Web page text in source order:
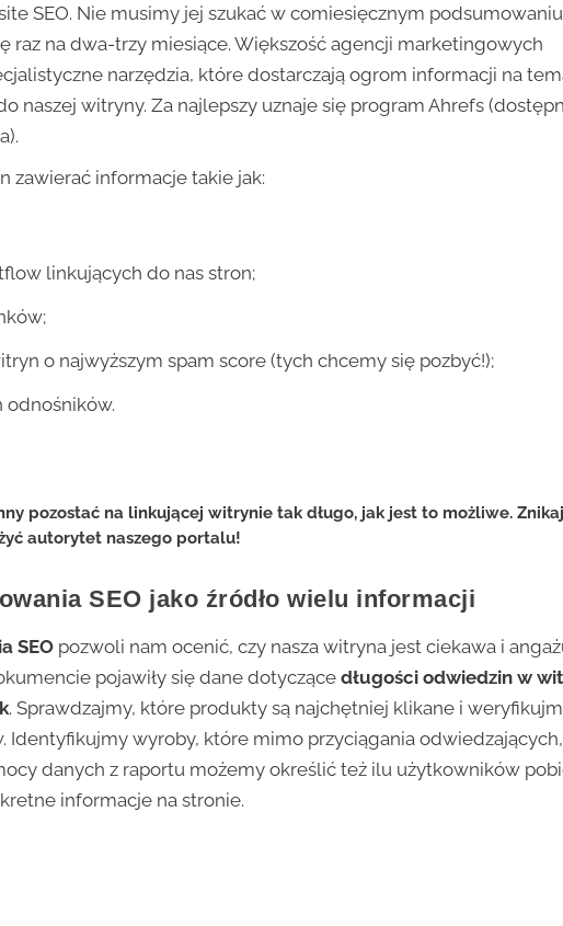
SEO. Nie musimy jej szukać w comiesięcznym
raz na dwa-trzy miesiące. Większość agencji marketingowych
narzędzia, które dostarczają ogrom informacji na
naszej witryny. Za najlepszy uznaje się program Ahrefs
zawierać informacje takie jak:
linkujących do nas stron;
o najwyższym spam score (tych chcemy się pozbyć!);
odnośników.
pozostać na linkującej witrynie tak długo, jak jest to możliwe.
autorytet naszego portalu!
SEO jako źródło wielu informacji
SEO pozwoli nam ocenić, czy nasza witryna jest ciekawa i
pojawiły się dane dotyczącedługości odwiedzin w
. Sprawdzajmy, które produkty są najchętniej klikane i
Identyfikujmy wyroby, które mimo przyciągania
danych z raportu możemy określić też ilu użytkowników
informacje na stronie.